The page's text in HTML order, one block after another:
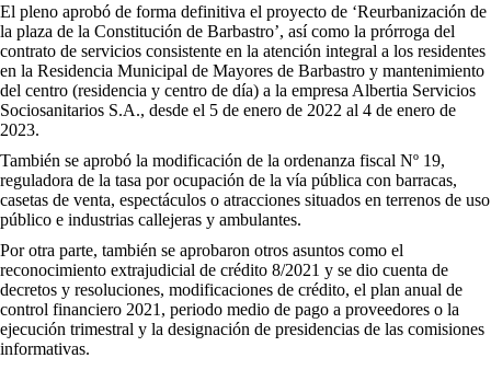
El pleno aprobó de forma definitiva el proyecto de ‘Reurbanización de
la plaza de la Constitución de Barbastro’, así como la prórroga del
contrato de servicios consistente en la atención integral a los residentes
en la Residencia Municipal de Mayores de Barbastro y mantenimiento
del centro (residencia y centro de día) a la empresa Albertia Servicios
Sociosanitarios S.A., desde el 5 de enero de 2022 al 4 de enero de
2023.
También se aprobó la modificación de la ordenanza fiscal Nº 19,
reguladora de la tasa por ocupación de la vía pública con barracas,
casetas de venta, espectáculos o atracciones situados en terrenos de uso
público e industrias callejeras y ambulantes.
Por otra parte, también se aprobaron otros asuntos como el
reconocimiento extrajudicial de crédito 8/2021 y se dio cuenta de
decretos y resoluciones, modificaciones de crédito, el plan anual de
control financiero 2021, periodo medio de pago a proveedores o la
ejecución trimestral y la designación de presidencias de las comisiones
informativas.